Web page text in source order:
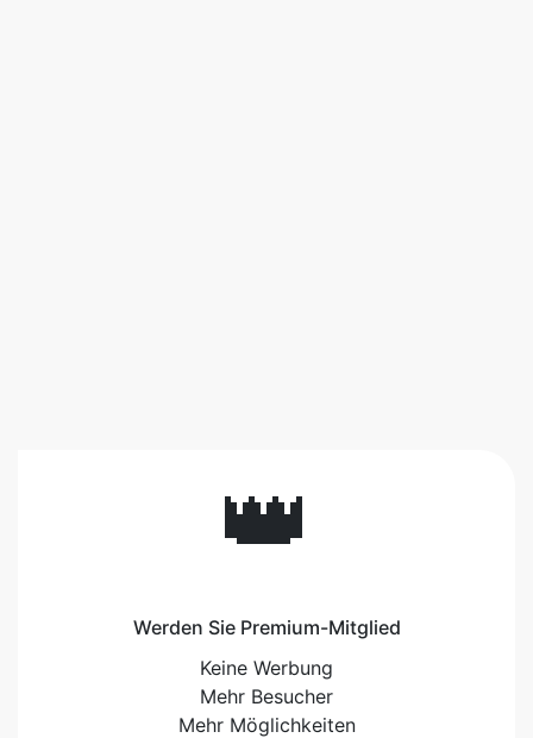
👑
Werden Sie Premium-Mitglied
Keine Werbung
Mehr Besucher
Mehr Möglichkeiten